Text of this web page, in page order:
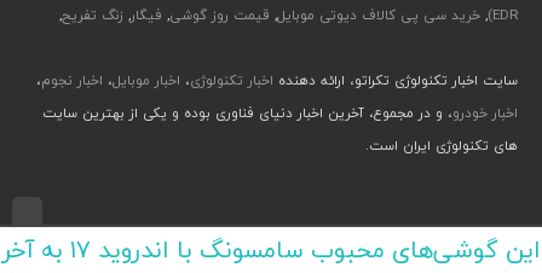
EDR)
, خرید سی پی کالاف دیوتی موبایل, قیمت روز گوشی, فیگار, زنگ تفریح,
سایت اخبار تکنولوژی تکراتو، ارائه دهنده اخبار تکنولوژی، اخبار موبایل، اخبار نجوم،
اخبار خودرو، و در مجموع، آخرین اخبار دنیای فناوری بوده و یکی از بهترین سایت
های تکنولوژی ایران است.
طراحی رابط کاربری و تجربی توسط جواد صابری، گروه افرو - اجرا با طراحی وب پارسااین گوشی‌های محبوب سامسونگ با اندروید ۱۷ به آخر